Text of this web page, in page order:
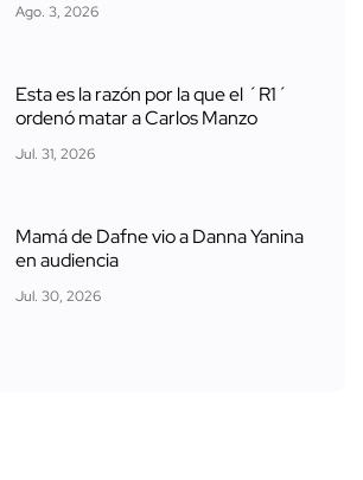
Ago. 3, 2026
Esta es la razón por la que el ´R1´
ordenó matar a Carlos Manzo
Jul. 31, 2026
Mamá de Dafne vio a Danna Yanina
en audiencia
Jul. 30, 2026